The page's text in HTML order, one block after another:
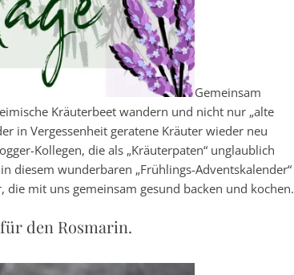
Gemeinsam
Kräuterbeet wandern und nicht nur „alte
in Vergessenheit geratene Kräuter wieder neu
Kollegen, die als „Kräuterpaten“ unglaublich
diesem wunderbaren „Frühlings-Adventskalender“
mit uns gemeinsam gesund backen und kochen.
den Rosmarin.